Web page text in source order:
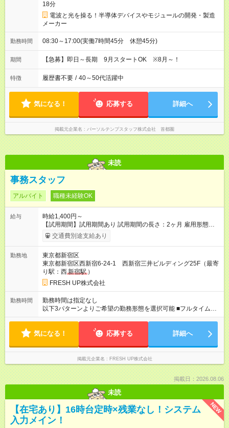
18分
電波と光を操る！半導体デバイスやモジュールの開発・製造
メーカー
勤務時間 08:30～17:00(実働7時間45分 休憩45分)
期間 【急募】即日～長期 9月スタートOK ※8月～！
特徴 履歴書不要 / 40～50代活躍中
気になる！ 応募する 詳細へ
掲載元企業名 パーソルテンプスタッフ株式会社 首都圏
未読
事務スタッフ
アルバイト 職種未経験OK
給与
時給1,400円～
【試用期間】試用期間あり 試用期間の長さ：2ヶ月 雇用形態、
給与は本採用時と同じです。
交通費別途支給あり
勤務地
東京都新宿区
東京都新宿区西新宿6-24-1 西新宿三井ビルディング25F（最寄
り駅：西新宿駅 ）
FRESH UP株式会社
勤務時間
勤務時間は指定なし
以下3パターンよりご希望の勤務形態を選択可能 ■フルタイム勤
務 9:00～18:00／実働8時間 ■時短勤務 9:30～16:30／実働6時間
フルタイム等変則的に働くことが可能 ※週5日出社をお願いして
気になる！ 応募する 詳細へ
掲載元企業名 FRESH UP株式会社
掲載日：2026.08.06
未読
NEW
【在宅あり】16時台定時×残業なし！システム
入力メイン！